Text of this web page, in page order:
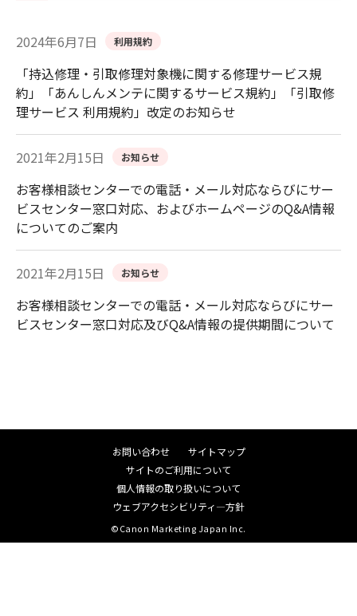
2024年6月7日 利用規約
「持込修理・引取修理対象機に関する修理サービス規
約」「あんしんメンテに関するサービス規約」「引取修
理サービス 利用規約」改定のお知らせ
2021年2月15日 お知らせ
お客様相談センターでの電話・メール対応ならびにサー
ビスセンター窓口対応、およびホームページのQ&A情報
についてのご案内
2021年2月15日 お知らせ
お客様相談センターでの電話・メール対応ならびにサー
ビスセンター窓口対応及びQ&A情報の提供期間について
お問い合わせ
サイトマップ
サイトのご利用について
個人情報の取り扱いについて
ウェブアクセシビリティ―方針
©Canon Marketing Japan Inc.